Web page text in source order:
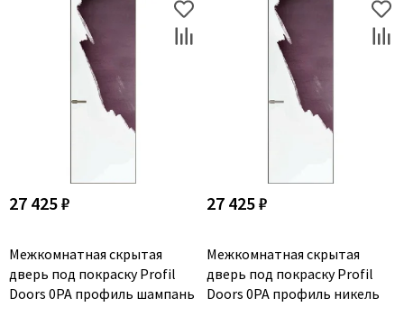
27 425 ₽
Межкомнатная скрытая
дверь под покраску Profil
Doors 0PA профиль шампань
27 425 ₽
Межкомнатная скрытая
дверь под покраску Profil
Doors 0PA профиль никель